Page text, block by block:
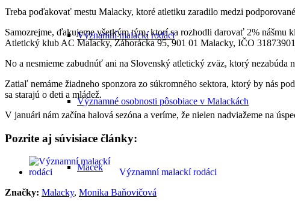
Významní malackí rodáci
Významné osobnosti pôsobiace v Malackách
Macek
Treba poďakovať mestu Malacky, ktoré atletiku zaradilo medzi
Samozrejme, ďakujeme všetkým tým, ktorí sa rozhodli darovať 2% nášmu
Atletický klub AC Malacky, Záhorácka 95, 901 01 Malacky, IČO
No a nesmieme zabudnúť ani na Slovenský atletický zväz, ktorý nezabúda
Zatiaľ nemáme žiadneho sponzora zo súkromného sektora, ktorý by nás
sa starajú o deti a mládež.
V januári nám začína halová sezóna a veríme, že nielen nadviažeme na
Pozrite aj súvisiace články:
Významní malackí rodáci
Značky: Malacky, Monika Baňovičová